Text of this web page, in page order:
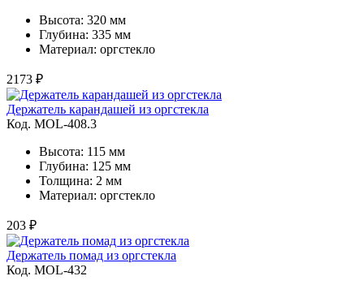
Высота: 320 мм
Глубина: 335 мм
Материал: оргстекло
2173 ₽
Держатель карандашей из оргстекла
Код. MOL-408.3
Высота: 115 мм
Глубина: 125 мм
Толщина: 2 мм
Материал: оргстекло
203 ₽
Держатель помад из оргстекла
Код. MOL-432